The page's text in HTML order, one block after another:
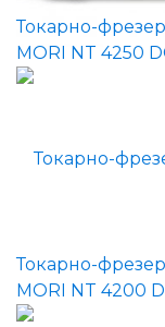
Токарно-
MORI NT 4250
Токарно-
MORI NT 4200